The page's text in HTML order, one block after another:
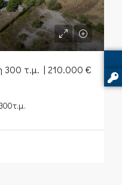
300 τ.μ. | 210.000 €
τ.μ.